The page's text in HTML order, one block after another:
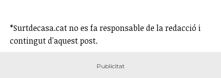
*Surtdecasa.cat no es fa responsable de la redacció i
contingut d'aquest post.